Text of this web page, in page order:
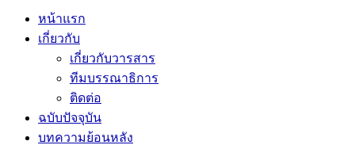
หน้าแรก
เกี่ยวกับ
เกี่ยวกับวารสาร
ทีมบรรณาธิการ
ติดต่อ
ฉบับปัจจุบัน
บทความย้อนหลัง